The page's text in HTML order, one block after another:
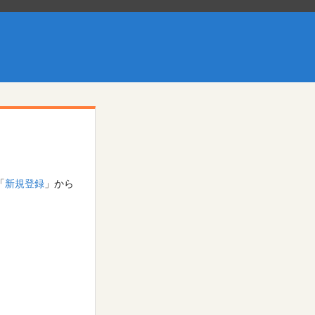
新規登録 」から